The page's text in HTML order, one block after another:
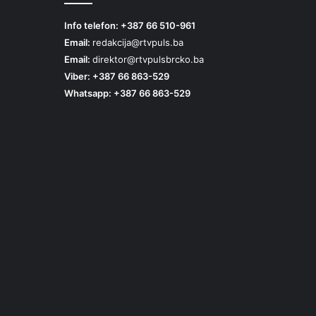
Info telefon: +387 66 510-961
Email: redakcija@rtvpuls.ba
Email: direktor@rtvpulsbrcko.ba
Viber: +387 66 863-529
Whatsapp: +387 66 863-529